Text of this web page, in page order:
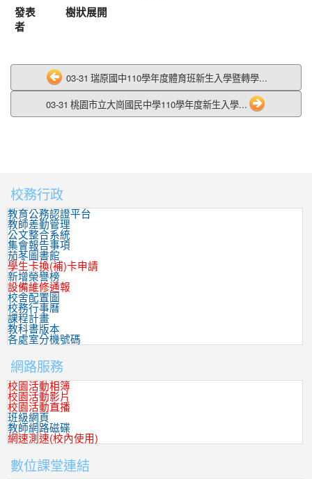
發表
者
樹狀展開
03-31 瑞原國中110學年度體育班新生入學暨轉學...
03-31 桃園市立大崗國民中學110學年度新生入學...
:::
校務行政
教育公務認證平台
教師差勤管理
公文整合系統
集會報告事項
茄苳圖書館
學生卡換(補)卡申請
新增榮譽榜
設備維修通報
校舍配置圖
校務行事曆
課程計畫
教科書版本
各處室分機號碼
網路服務
校園活動相簿
校園活動影片
校園活動直播
班級網頁
教師網路磁碟
網速測速(校內使用)
數位課堂連結